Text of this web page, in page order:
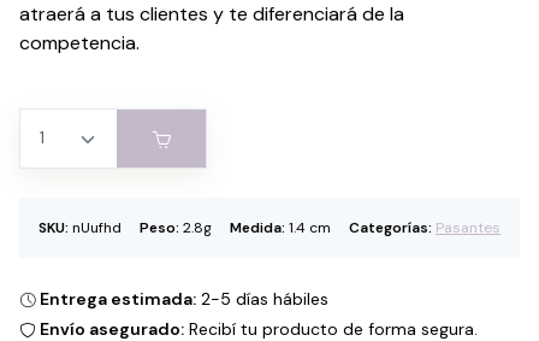
atraerá a tus clientes y te diferenciará de la
competencia.
SKU: nUufhd Peso: 2.8g Medida: 1.4 cm Categorías: Pasantes
Entrega estimada: 2-5 días hábiles
Envío asegurado: Recibí tu producto de forma segura.